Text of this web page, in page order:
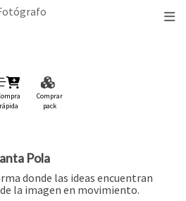
rápida
Comprar
pack
Pola
donde las ideas encuentran
la imagen en movimiento.